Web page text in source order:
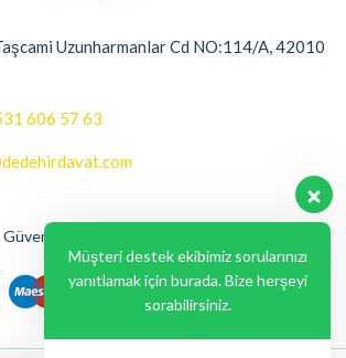
Uzunharmanlar Cd NO:114/A, 42010
606 57 63
Güvenli Ödeme Seçenekleri
Müşteri destek ekibimiz sorularınızı
yanıtlamak için burada. Bize herşeyi
sorabilirsiniz.